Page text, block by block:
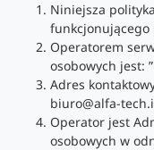
Niniejsza
Operatorem
osobowych jest: ”
Adres
biuro@alfa-
Operator jest
osobowych w